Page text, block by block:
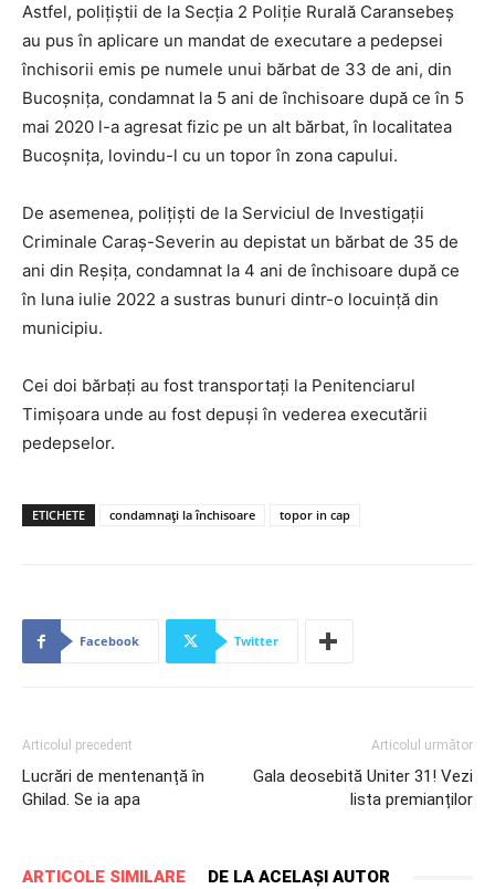
Astfel, polițiștii de la Secția 2 Poliție Rurală Caransebeș
au pus în aplicare un mandat de executare a pedepsei
închisorii emis pe numele unui bărbat de 33 de ani, din
Bucoșnița, condamnat la 5 ani de închisoare după ce în 5
mai 2020 l-a agresat fizic pe un alt bărbat, în localitatea
Bucoșnița, lovindu-l cu un topor în zona capului.
De asemenea, polițiști de la Serviciul de Investigații
Criminale Caraș-Severin au depistat un bărbat de 35 de
ani din Reșița, condamnat la 4 ani de închisoare după ce
în luna iulie 2022 a sustras bunuri dintr-o locuință din
municipiu.
Cei doi bărbați au fost transportați la Penitenciarul
Timișoara unde au fost depuși în vederea executării
pedepselor.
ETICHETE condamnați la închisoare topor in cap
Facebook Twitter
Articolul precedent
Lucrări de mentenanță în
Ghilad. Se ia apa
Articolul următor
Gala deosebită Uniter 31! Vezi
lista premianților
ARTICOLE SIMILARE DE LA ACELAȘI AUTOR